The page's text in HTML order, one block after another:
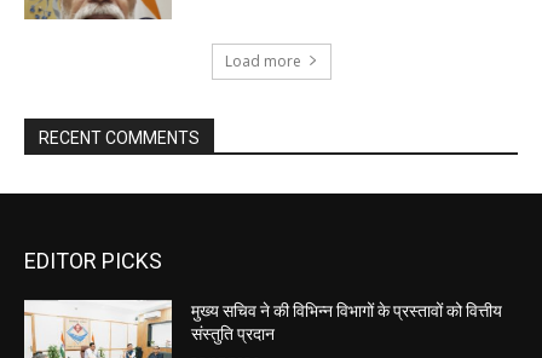
EDITOR PICKS
मुख्य सचिव ने की विभिन्न विभागों के प्रस्तावों को वित्तीय
संस्तुति प्रदान